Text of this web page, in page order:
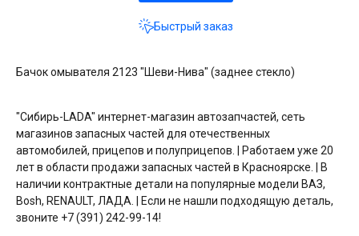
Быстрый заказ
Бачок омывателя 2123 "Шеви-Нива" (заднее стекло)
"Сибирь-LADA" интернет-магазин автозапчастей, сеть
магазинов запасных частей для отечественных
автомобилей, прицепов и полуприцепов. | Работаем уже 20
лет в области продажи запасных частей в Красноярске. | В
наличии контрактные детали на популярные модели ВАЗ,
Bosh, RENAULT, ЛАДА. | Если не нашли подходящую деталь,
звоните +7 (391) 242-99-14!